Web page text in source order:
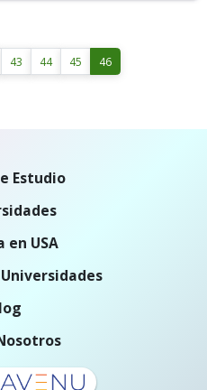
43 44 45 46
Estudio
en USA